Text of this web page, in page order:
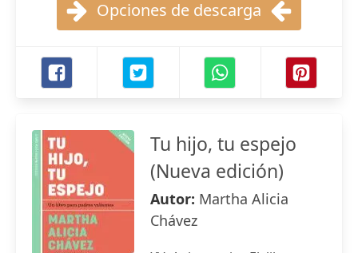
Opciones de descarga
Tu hijo, tu espejo
(Nueva edición)
Autor: Martha Alicia
Chávez